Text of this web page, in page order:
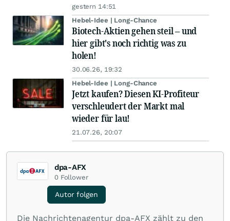
gestern 14:51
Hebel-Idee | Long-Chance
Biotech-Aktien gehen steil – und
hier gibt's noch richtig was zu
holen!
30.06.26, 19:32
Hebel-Idee | Long-Chance
Jetzt kaufen? Diesen KI-Profiteur
verschleudert der Markt mal
wieder für lau!
21.07.26, 20:07
dpa-AFX
0 Follower
Autor folgen
Die Nachrichtenagentur dpa-AFX zählt zu den